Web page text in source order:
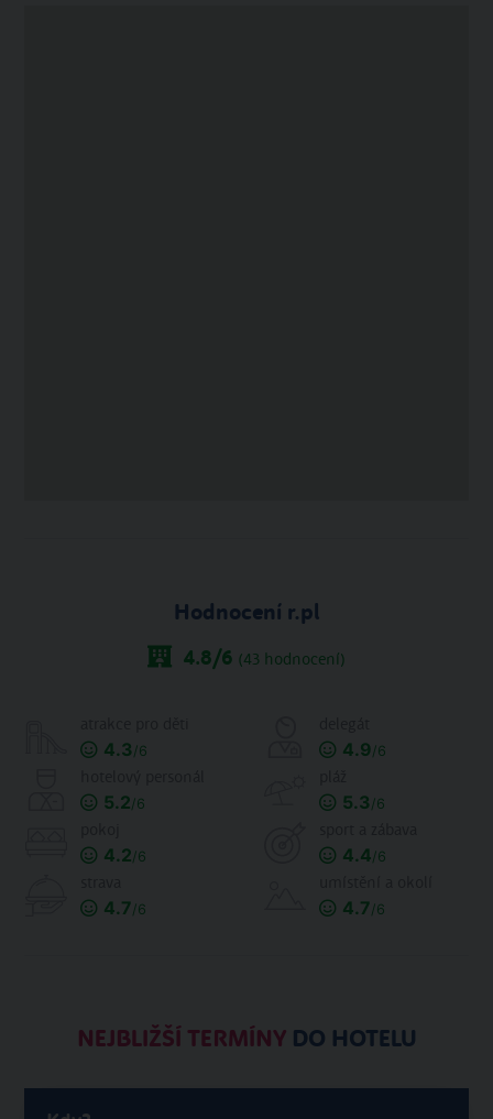
Hodnocení r.pl
4.8/6 (43 hodnocení)
4.3/6 4.9/6
5.2/6 5.3/6
4.2/6 4.4/6
4.7/6 4.7/6
NEJBLIŽŠÍ TERMÍNYDO HOTELU